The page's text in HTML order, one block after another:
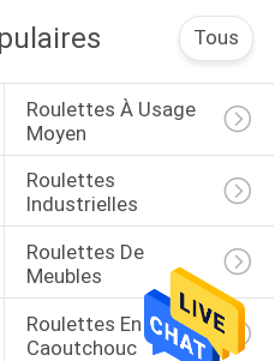
Tous
Roulettes À Usage
Moyen
Roulettes
Industrielles
Roulettes De
Meubles
Roulettes En
Caoutchouc